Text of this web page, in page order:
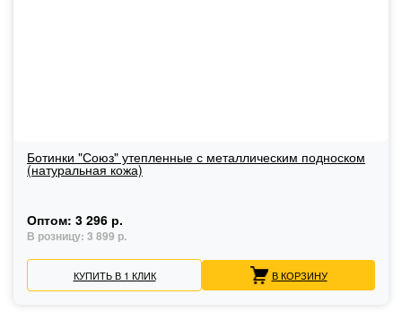
Ботинки "Союз" утепленные с металлическим подноском
(натуральная кожа)
Оптом: 3 296 р.
В розницу: 3 899 р.
КУПИТЬ В 1 КЛИК В КОРЗИНУ